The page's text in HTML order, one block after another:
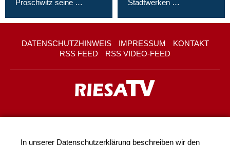
Proschwitz seine …
Stadtwerken …
DATENSCHUTZHINWEIS IMPRESSUM
KONTAKT
RSS FEED
RSS VIDEO-FEED
In unserer Datenschutzerklärung beschreiben wir den